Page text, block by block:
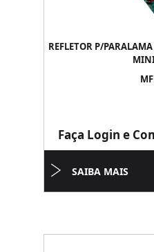
REFLETOR P/
Faça Login e
SAIBA MAIS